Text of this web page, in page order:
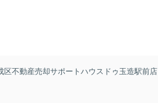
不動産売却サポートハウスドゥ玉造駅前店